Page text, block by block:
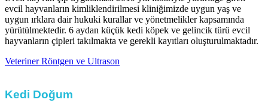
evcil hayvanların kimliklendirilmesi kliniğimizde uygun yaş ve
uygun ırklara dair hukuki kurallar ve yönetmelikler kapsamında
yürütülmektedir. 6 aydan küçük kedi köpek ve gelincik türü evcil
hayvanların çipleri takılmakta ve gerekli kayıtları oluşturulmaktadır.​
Veteriner Röntgen ve Ultrason
Kedi Doğum